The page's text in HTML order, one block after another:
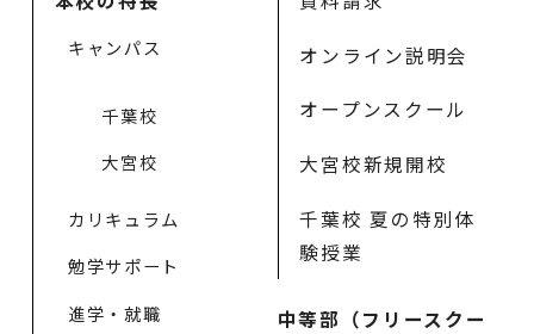
キャンパス
千葉校
大宮校
カリキュラム
勉学サポート
進学・就職
オンライン説明会
オープンスクール
大宮校新規開校
千葉校 夏の特別体
験授業
中等部（フリースクー